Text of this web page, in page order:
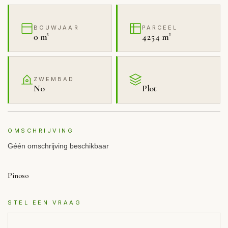
BOUWJAAR
0 m²
PARCEEL
4254 m²
ZWEMBAD
No Plot
OMSCHRIJVING
Géén omschrijving beschikbaar
Pinoso
STEL EEN VRAAG